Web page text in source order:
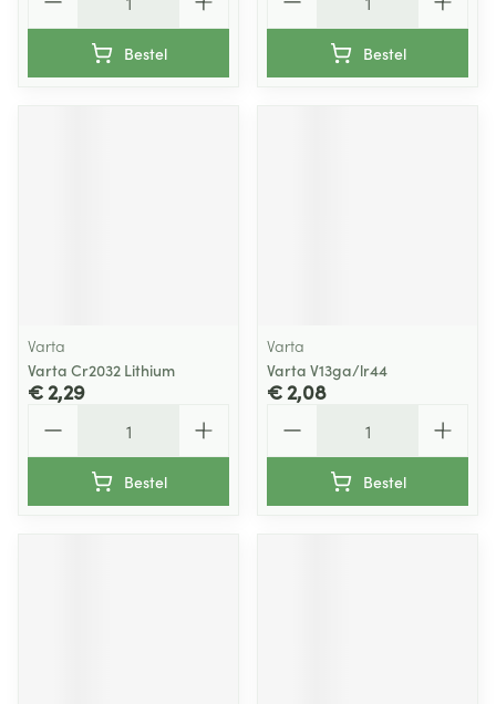
Bestel Bestel
Varta
Varta Cr2032 Lithium
€ 2,29
Bestel
Varta
Varta V13ga/lr44
€ 2,08
Bestel